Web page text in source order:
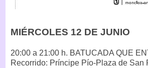
MIÉRCOLES 12 DE JUNIO
20:00 a 21:00 h. BATUCADA QUE
Recorrido: Príncipe Pío-Plaza de San